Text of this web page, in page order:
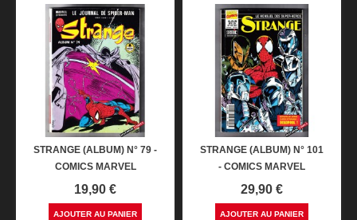
STRANGE (ALBUM) N° 79 -
COMICS MARVEL
Prix
19,90 €
AJOUTER AU PANIER
STRANGE (ALBUM) N° 101
- COMICS MARVEL
Prix
29,90 €
AJOUTER AU PANIER